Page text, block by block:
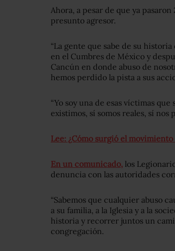
Ahora, a pesar de que ya
presunto agresor.
“La gente que sabe de su
en el Cumbres de México y
Cancún en donde abuso de
hemos perdido la pista a sus
“Yo soy una de esas víctimas que
existimos, sí somos reales, sí nos
Lee: ¿Cómo surgió el
En un comunicado, los
denuncia con las autoridades
“Sabemos que cualquier abuso
a su familia, a la Iglesia y a la
historia y recorrer juntos un
congregación.